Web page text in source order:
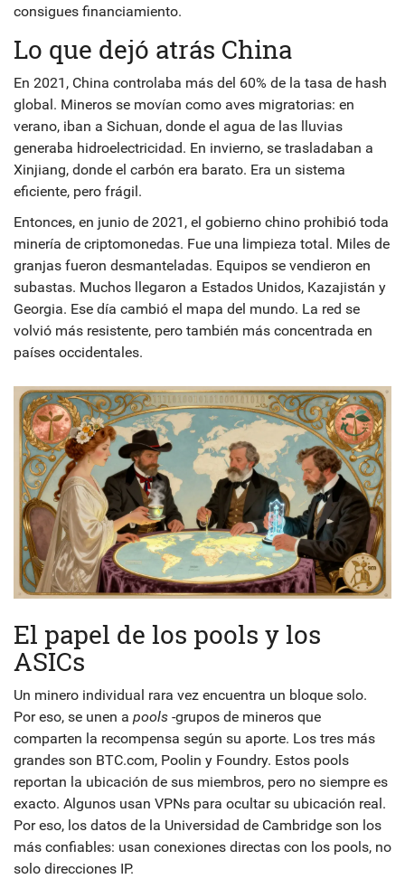
consigues financiamiento.
Lo que dejó atrás China
En 2021, China controlaba más del 60% de la tasa de hash
global. Mineros se movían como aves migratorias: en
verano, iban a Sichuan, donde el agua de las lluvias
generaba hidroelectricidad. En invierno, se trasladaban a
Xinjiang, donde el carbón era barato. Era un sistema
eficiente, pero frágil.
Entonces, en junio de 2021, el gobierno chino prohibió toda
minería de criptomonedas. Fue una limpieza total. Miles de
granjas fueron desmanteladas. Equipos se vendieron en
subastas. Muchos llegaron a Estados Unidos, Kazajistán y
Georgia. Ese día cambió el mapa del mundo. La red se
volvió más resistente, pero también más concentrada en
países occidentales.
El papel de los pools y los
ASICs
Un minero individual rara vez encuentra un bloque solo.
Por eso, se unen a pools -grupos de mineros que
comparten la recompensa según su aporte. Los tres más
grandes son BTC.com, Poolin y Foundry. Estos pools
reportan la ubicación de sus miembros, pero no siempre es
exacto. Algunos usan VPNs para ocultar su ubicación real.
Por eso, los datos de la Universidad de Cambridge son los
más confiables: usan conexiones directas con los pools, no
solo direcciones IP.